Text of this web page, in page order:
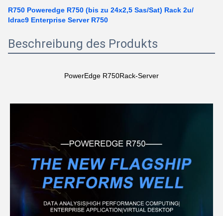
R750 Poweredge R750 (bis zu 24x2,5 Sas/Sat) Rack 2u/
Idrac9 Enterprise Server R750
Beschreibung des Produkts
PowerEdge R750Rack-Server